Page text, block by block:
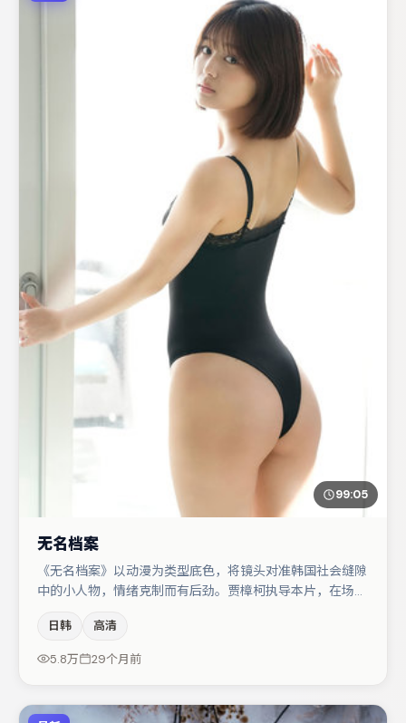
99:05
无名档案
《无名档案》以动漫为类型底色，将镜头对准韩国社会缝隙
中的小人物，情绪克制而有后劲。贾樟柯执导本片，在场面
演阵容包括孔刘、周迅、王景春等，角色动机前后呼应，适
合喜欢抠台词与伏笔的观众。节奏紧凑、反转有度，值得列
日韩 高清
5.8万 29个月前